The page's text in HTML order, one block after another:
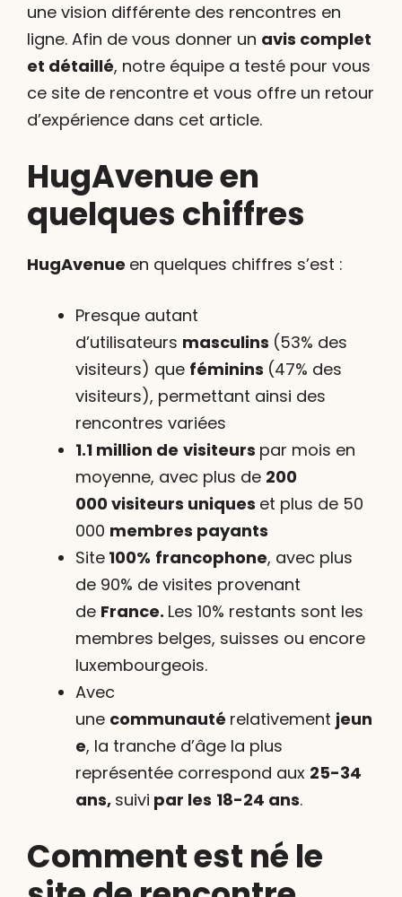
une vision différente des rencontres en
ligne. Afin de vous donner un avis complet
et détaillé, notre équipe a testé pour vous
ce site de rencontre et vous offre un retour
d’expérience dans cet article.
HugAvenue en
quelques chiffres
HugAvenue en quelques chiffres s’est :
Presque autant
d’utilisateurs masculins (53% des
visiteurs) que féminins (47% des
visiteurs), permettant ainsi des
rencontres variées
1.1 million de visiteurs par mois en
moyenne, avec plus de 200
000visiteurs uniques et plus de 50
000 membres payants
Site 100% francophone, avec plus
de 90% de visites provenant
de France. Les 10% restants sont les
membres belges, suisses ou encore
luxembourgeois.
Avec
une communauté relativement jeun
e, la tranche d’âge la plus
représentée correspond aux 25-34
ans, suivi par les 18-24 ans.
Comment est né le